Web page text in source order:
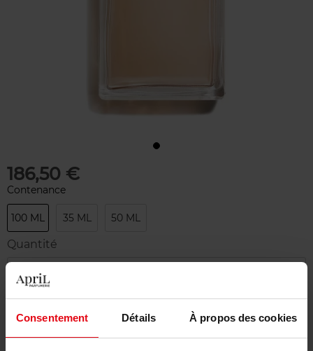
Consentement Détails À propos des cookies
186,50 €
Contenance
100 ML 35 ML 50 ML
Quantité
Livraison